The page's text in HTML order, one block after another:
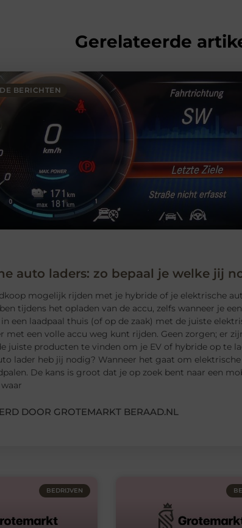
Gerelateerde
BERICHTEN
auto laders: zo bepaal je welke jij
mogelijk rijden met je hybride of je elektrische
tijdens het opladen van de accu, zelfs wanneer je
een laadpaal thuis (of op de zaak) met de juiste
met een volle accu weg kunt rijden. Geen zorgen; er
juiste producten te vinden om je EV of hybride op te
lader heb jij nodig? Wanneer het gaat om
De kans is groot dat je op zoek bent naar een
DOOR GROTEMARKT BERAAD.NL
BEDRIJVEN